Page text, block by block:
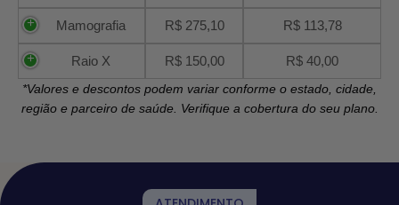
Mamografia R$ 275,10 R$ 113,78
Raio X R$ 150,00 R$ 40,00
*Valores e descontos podem variar conforme o estado, cidade,
região e parceiro de saúde. Verifique a cobertura do seu plano.